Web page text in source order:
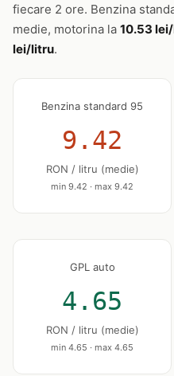
fiecare 2 ore. Benzina
medie, motorina la 10.53
lei/litru.
Benzina standard 95
9.42
RON / litru (medie)
min 9.42 · max 9.42
GPL auto
4.65
RON / litru (medie)
min 4.65 · max 4.65